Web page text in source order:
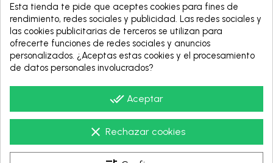
RENTING DE 12
HASTA 60 MESES
Esta tienda te pide que aceptes cookies para fines de
rendimiento, redes sociales y publicidad. Las redes sociales y
las cookies publicitarias de terceros se utilizan para
ofrecerte funciones de redes sociales y anuncios
personalizados. ¿Aceptas estas cookies y el procesamiento
de datos personales involucrados?
done_all Aceptar
clear Rechazar cookies